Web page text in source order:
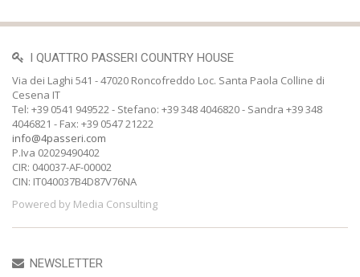
I QUATTRO PASSERI COUNTRY HOUSE
Via dei Laghi 541 - 47020 Roncofreddo Loc. Santa Paola Colline di
Cesena IT
Tel: +39 0541 949522 - Stefano: +39 348 4046820 - Sandra +39 348
4046821 - Fax: +39 0547 21222
info@4passeri.com
P.Iva 02029490402
CIR: 040037-AF-00002
CIN: IT040037B4D87V76NA
Powered by Media Consulting
NEWSLETTER